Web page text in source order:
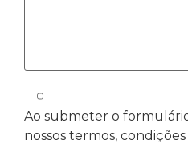
Ao submeter o
nossos termos,